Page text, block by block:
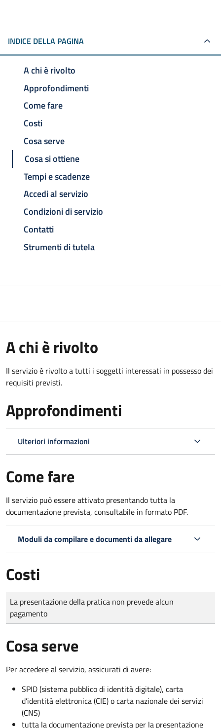
INDICE DELLA PAGINA
A chi è rivolto
Approfondimenti
Come fare
Costi
Cosa serve
Cosa si ottiene
Tempi e scadenze
Accedi al servizio
Condizioni di servizio
Contatti
Strumenti di tutela
A chi è rivolto
Il servizio è rivolto a tutti i soggetti interessati in possesso dei
requisiti previsti.
Approfondimenti
Ulteriori informazioni
Come fare
Il servizio può essere attivato presentando tutta la
documentazione prevista, consultabile in formato PDF.
Moduli da compilare e documenti da allegare
Costi
Tipo di pagamento
Importo
La presentazione della pratica non prevede alcun
pagamento
Cosa serve
Per accedere al servizio, assicurati di avere:
SPID (sistema pubblico di identità digitale), carta
d’identità elettronica (CIE) o carta nazionale dei servizi
(CNS)
tutta la documentazione prevista per la presentazione